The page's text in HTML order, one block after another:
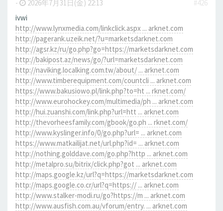
- 2026年7月31日(金) 22:13
#426
ivwi
http://www.lynxmedia.com/linkclick.aspx ... arknet.com
http://pagerank.uzeik.net/?u=marketsdarknet.com
http://agsr.kz/ru/go.php?go=https://marketsdarknet.com
http://bakipost.az/news/go/?url=marketsdarknet.com
http://naviking.localking.com.tw/about/ ... arknet.com
http://www.timberequipment.com/countcli ... arknet.com
https://www.bakusiowo.pl/link.php?to=ht ... rknet.com/
http://www.eurohockey.com/multimedia/ph ... arknet.com
http://hui.zuanshi.com/link.php?url=htt ... arknet.com
http://thevorheesfamily.com/gbook/go.ph ... rknet.com/
http://www.kyslinger.info/0/go.php?url= ... arknet.com
https://www.matkailijat.net/url.php?id= ... arknet.com
http://nothing.golddave.com/go.php?http ... arknet.com
http://metalpro.su/bitrix/click.php?got ... arknet.com
http://maps.google.kz/url?q=https://marketsdarknet.com
http://maps.google.co.cr/url?q=https:// ... arknet.com
http://www.stalker-modi.ru/go?https://m ... arknet.com
http://www.ausfish.com.au/vforum/entry. ... arknet.com